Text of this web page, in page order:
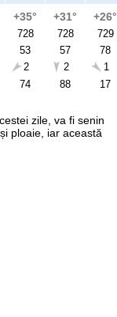
+35°
728
53
2
74
+31°
728
57
2
88
+26°
729
78
1
17
zile, va fi senin
ploaie, iar această